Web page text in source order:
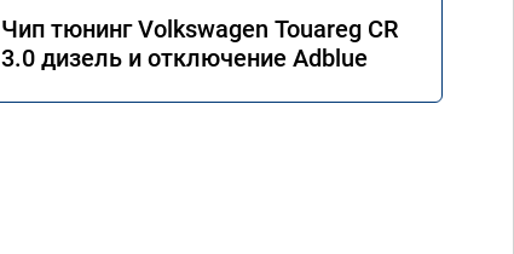
Чип тюнинг Volkswagen Touareg CR
3.0 дизель и отключение Adblue